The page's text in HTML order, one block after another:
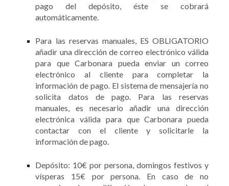
pago del depósito, éste se cobrará
automáticamente.
Para las reservas manuales, ES OBLIGATORIO
añadir una dirección de correo electrónico válida
para que Carbonara pueda enviar un correo
electrónico al cliente para completar la
información de pago. El sistema de mensajería no
solicita datos de pago. Para las reservas
manuales, es necesario añadir una dirección
electrónica válida para que Carbonara pueda
contactar con el cliente y solicitarle la
información de pago.
Depósito: 10€ por persona, domingos festivos y
vísperas 15€ por persona. En caso de no